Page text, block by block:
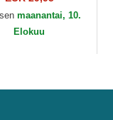
maanantai, 10.
Elokuu